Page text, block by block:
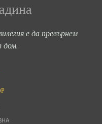
е да превърнем
дом.